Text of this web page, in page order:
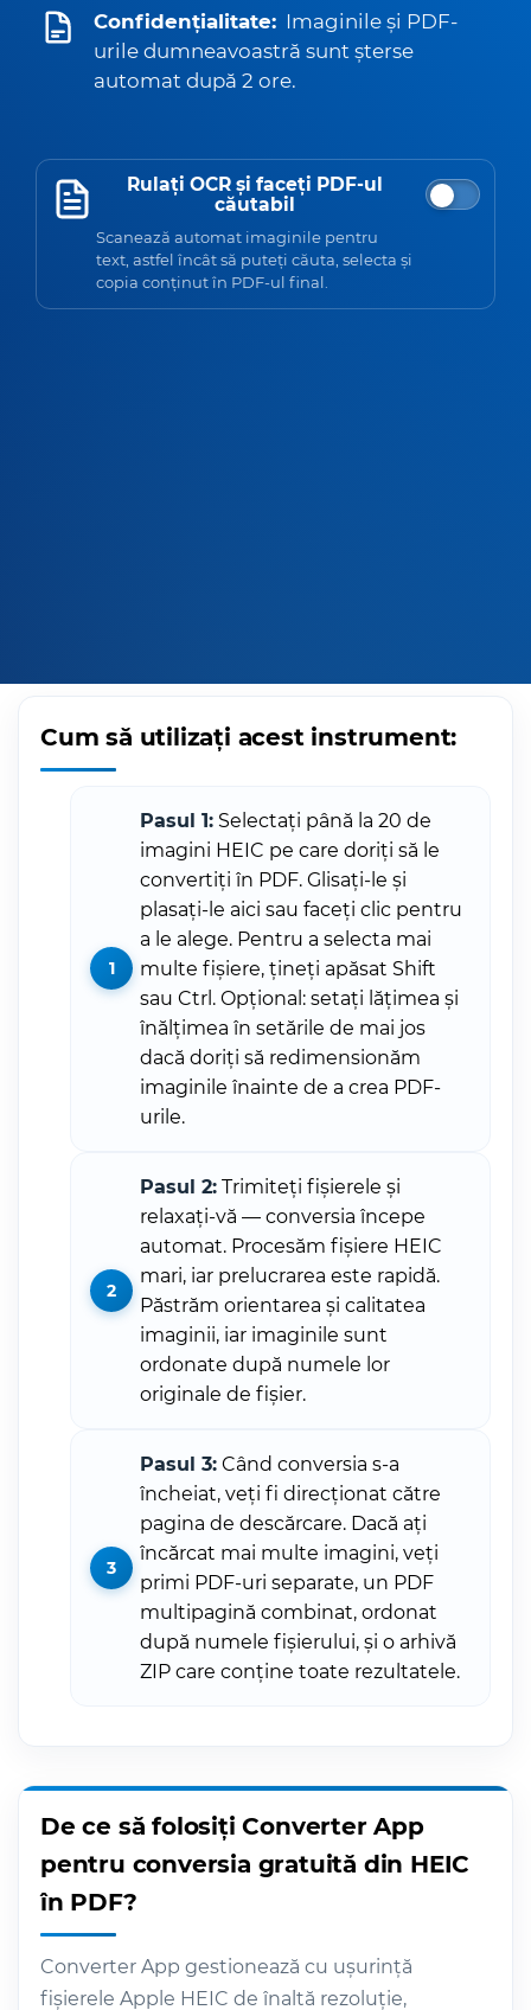
Confidențialitate: Imaginile și PDF-
urile dumneavoastră sunt șterse
automat după 2 ore.
Rulați OCR și faceți PDF-ul
căutabil
Scanează automat imaginile pentru
text, astfel încât să puteți căuta, selecta și
copia conținut în PDF-ul final.
Cum să utilizați acest instrument:
Pasul 1: Selectați până la 20 de
imagini HEIC pe care doriți să le
convertiți în PDF. Glisați-le și
plasați-le aici sau faceți clic pentru
a le alege. Pentru a selecta mai
multe fișiere, țineți apăsat Shift
sau Ctrl. Opțional: setați lățimea și
înălțimea în setările de mai jos
dacă doriți să redimensionăm
imaginile înainte de a crea PDF-
urile.
Pasul 2: Trimiteți fișierele și
relaxați-vă — conversia începe
automat. Procesăm fișiere HEIC
mari, iar prelucrarea este rapidă.
Păstrăm orientarea și calitatea
imaginii, iar imaginile sunt
ordonate după numele lor
originale de fișier.
Pasul 3: Când conversia s-a
încheiat, veți fi direcționat către
pagina de descărcare. Dacă ați
încărcat mai multe imagini, veți
primi PDF-uri separate, un PDF
multipagină combinat, ordonat
după numele fișierului, și o arhivă
ZIP care conține toate rezultatele.
De ce să folosiți Converter App
pentru conversia gratuită din HEIC
în PDF?
Converter App gestionează cu ușurință
fișierele Apple HEIC de înaltă rezoluție,